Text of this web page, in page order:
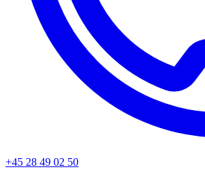
+45 28 49 02 50